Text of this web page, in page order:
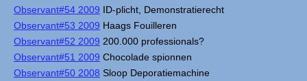
Observant#54 2009 ID-plicht, Demonstratierecht
Observant#53 2009 Haags Fouilleren
Observant#52 2009 200.000 professionals?
Observant#51 2009 Chocolade spionnen
Observant#50 2008 Sloop Deporatiemachine